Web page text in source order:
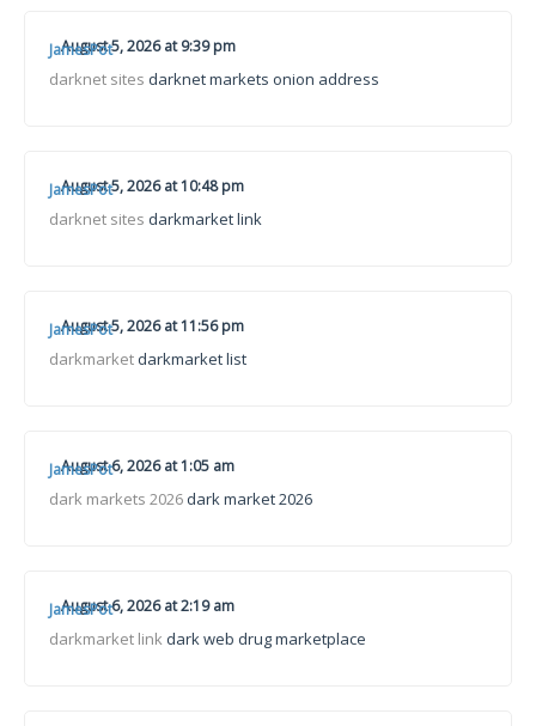
JamesPot
August 5, 2026 at 9:39 pm
darknet sites darknet markets onion address
JamesPot
August 5, 2026 at 10:48 pm
darknet sites darkmarket link
JamesPot
August 5, 2026 at 11:56 pm
darkmarketdarkmarket list
JamesPot
August 6, 2026 at 1:05 am
dark markets 2026dark market 2026
JamesPot
August 6, 2026 at 2:19 am
darkmarket link dark web drug marketplace